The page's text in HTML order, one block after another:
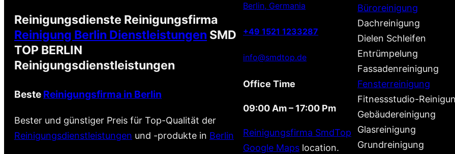
Reinigungsdienste Reinigungsfirma
Reinigung Berlin Dienstleistungen SMD
TOP BERLIN
Reinigungsdienstleistungen
Beste Reinigungsfirma in Berlin
Bester und günstiger Preis für Top-Qualität der
Reinigungsdienstleistungen und -produkte in Berlin
Berlin, Germania
+49 1521 1233287
info@smdtop.de
Office Time
09:00 Am – 17:00 Pm
Reinigungsfirma SmdTop
Google Maps location.
Büroreinigung
Dachreinigung
Dielen Schleifen
Entrümpelung
Fassadenreinigung
Fensterreinigung
Fitnessstudio-
Gebäudereinigung
Glasreinigung
Grundreinigung